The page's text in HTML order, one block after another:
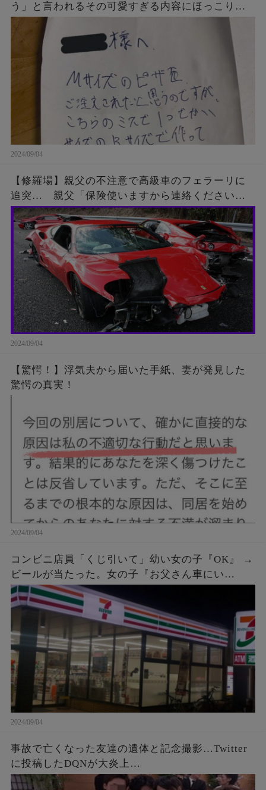
う」と言われるその可愛すぎる内容にほっこり…
2024/09/04
【修羅場】親父の不注意で高級車のフェラーリに
追突… 親父「保険使いますから連絡ください」
運転手「･･･」親父『来ない…もう一度連絡してみ
よう』結果が…
2024/09/04
【驚愕！】浮気夫から届いた手紙、妻が発見した
驚愕の真実！
2024/09/04
コンビニ店員「くじ引いて」幼い女の子『OK』 →
ビールが当たった。女の子『お父さん車にい
て…』店員「呼んできて」 → しばらくすると、鼻
ヂを押さえた女の子が再入店してきて…
2024/09/04
事故で亡くなった友達の遺体と記念撮影…Twitter
に投稿したDQNが大炎上…